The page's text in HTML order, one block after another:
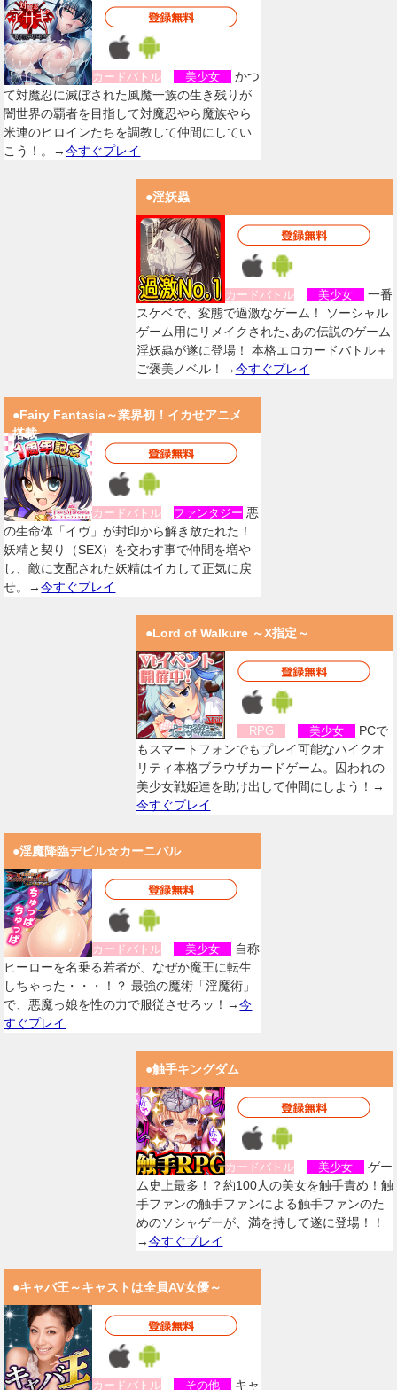
カードバトル 美少女
かつ
て対魔忍に滅ぼされた風魔一族の生き残りが
闇世界の覇者を目指して対魔忍やら魔族やら
米連のヒロインたちを調教して仲間にしてい
こう！。→今すぐプレイ
●淫妖蟲
カードバトル 美少女
一番
スケベで、変態で過激なゲーム！ ソーシャル
ゲーム用にリメイクされた､あの伝説のゲーム
淫妖蟲が遂に登場！ 本格エロカードバトル＋
ご褒美ノベル！→今すぐプレイ
●Fairy Fantasia～業界初！イカせアニメ
搭載
カードバトル ファンタジー 悪
の生命体「イヴ」が封印から解き放たれた！
妖精と契り（SEX）を交わす事で仲間を増や
し、敵に支配された妖精はイカして正気に戻
せ。→今すぐプレイ
●Lord of Walkure ～X指定～
RPG 美少女
PCで
もスマートフォンでもプレイ可能なハイクオ
リティ本格ブラウザカードゲーム。囚われの
美少女戦姫達を助け出して仲間にしよう！→
今すぐプレイ
●淫魔降臨デビル☆カーニバル
カードバトル 美少女
自称
ヒーローを名乗る若者が、なぜか魔王に転生
しちゃった・・・！？ 最強の魔術「淫魔術」
で、悪魔っ娘を性の力で服従させろッ！→今
すぐプレイ
●触手キングダム
カードバトル 美少女
ゲー
ム史上最多！？約100人の美女を触手責め！触
手ファンの触手ファンによる触手ファンのた
めのソシャゲーが、満を持して遂に登場！！
→今すぐプレイ
●キャバ王～キャストは全員AV女優～
カードバトル その他 キャ